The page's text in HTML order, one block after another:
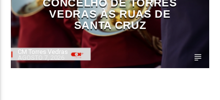
CONCELHO DE TORRES
VEDRAS ÀS RUAS DE
SANTA CRUZ
CM Torres Vedras